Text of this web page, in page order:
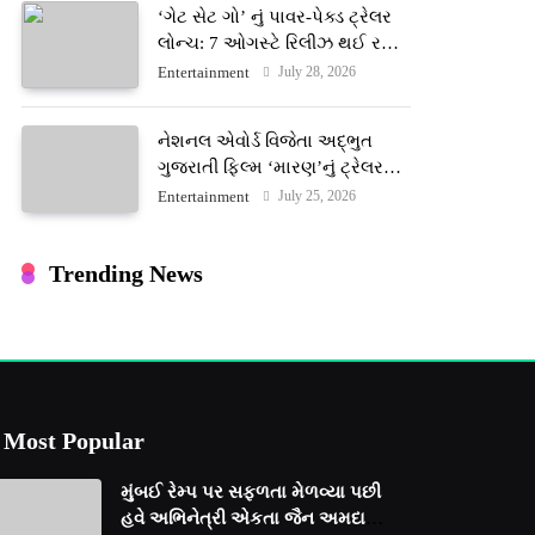
‘ગેટ સેટ ગો’ નું પાવર-પેક્ડ ટ્રેલર
લોન્ચ: 7 ઓગસ્ટે રિલીઝ થઈ રહેલ
આ ફિલ્મમાં હાઇ-ટેક VFX જોવા
Entertainment July 28, 2026
નેશનલ એવોર્ડ વિજેતા અદ્ભુત
ગુજરાતી ફિલ્મ ‘મારણ’નું ટ્રેલર
જાહેર: ૩૧ જુલાઈના રોજ થશે
Entertainment July 25, 2026
Trending News
Most Popular
મુંબઈ રેમ્પ પર સફળતા મેળવ્યા પછી
હવે અભિનેત્રી એકતા જૈન અમદાવાદ